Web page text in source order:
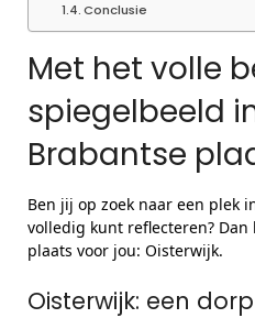
Conclusie
Met het volle
spiegelbeeld
Brabantse
Ben jij op zoek naar een plek
volledig kunt reflecteren?
plaats voor jou: Oisterwijk.
Oisterwijk: een